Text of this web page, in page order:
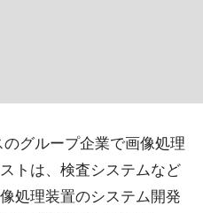
グループ企業で画像処理
トは、検査システムなど
処理装置のシステム開発